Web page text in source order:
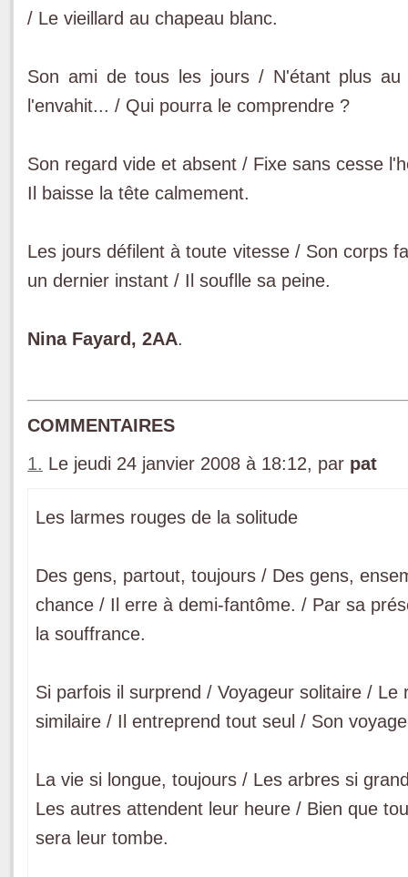
/ Le vieillard au chapeau blanc.
Son ami de tous les jours / N'étant plus
l'envahit... / Qui pourra le comprendre ?
Son regard vide et absent / Fixe sans cesse
Il baisse la tête calmement.
Les jours défilent à toute vitesse / Son corps
un dernier instant / Il souflle sa peine.
Nina Fayard, 2AA.
COMMENTAIRES
1. Le jeudi 24 janvier 2008 à 18:12, par pat
Les larmes rouges de la solitude
Des gens, partout, toujours / Des gens,
chance / Il erre à demi-fantôme. / Par sa
la souffrance.
Si parfois il surprend / Voyageur solitaire /
similaire / Il entreprend tout seul / Son
La vie si longue, toujours / Les arbres si
Les autres attendent leur heure / Bien que
sera leur tombe.